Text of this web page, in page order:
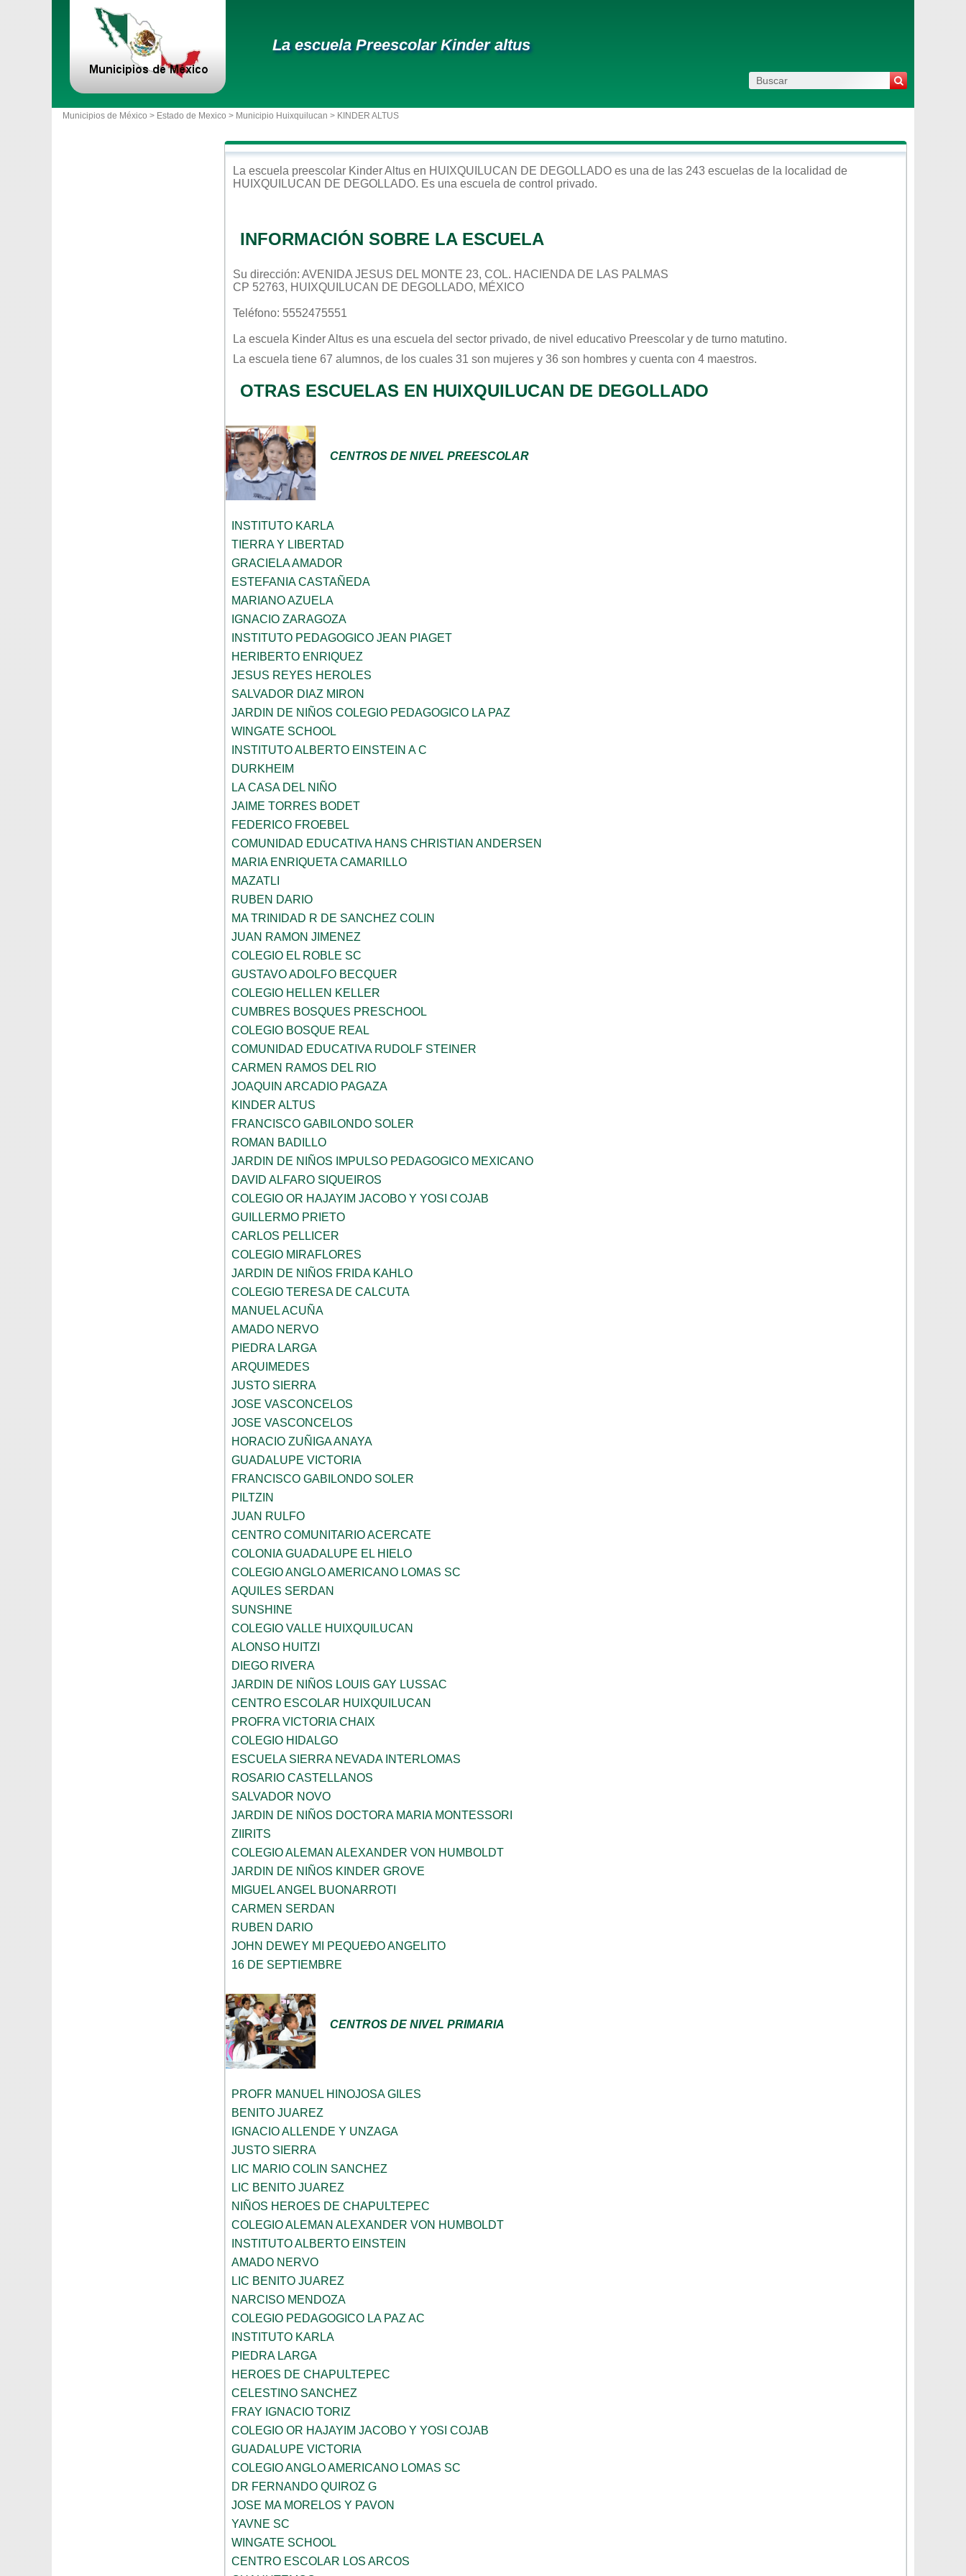
La escuela Preescolar Kinder altus
Municipios de México > Estado de Mexico > Municipio Huixquilucan > KINDER ALTUS
La escuela preescolar Kinder Altus en HUIXQUILUCAN DE DEGOLLADO es una de las 243 escuelas de la localidad de
HUIXQUILUCAN DE DEGOLLADO. Es una escuela de control privado.
INFORMACIÓN SOBRE LA ESCUELA
Su dirección: AVENIDA JESUS DEL MONTE 23, COL. HACIENDA DE LAS PALMAS
CP 52763, HUIXQUILUCAN DE DEGOLLADO, MÉXICO
Teléfono: 5552475551
La escuela Kinder Altus es una escuela del sector privado, de nivel educativo Preescolar y de turno matutino.
La escuela tiene 67 alumnos, de los cuales 31 son mujeres y 36 son hombres y cuenta con 4 maestros.
OTRAS ESCUELAS EN HUIXQUILUCAN DE DEGOLLADO
CENTROS DE NIVEL PREESCOLAR
INSTITUTO KARLA
TIERRA Y LIBERTAD
GRACIELA AMADOR
ESTEFANIA CASTAÑEDA
MARIANO AZUELA
IGNACIO ZARAGOZA
INSTITUTO PEDAGOGICO JEAN PIAGET
HERIBERTO ENRIQUEZ
JESUS REYES HEROLES
SALVADOR DIAZ MIRON
JARDIN DE NIÑOS COLEGIO PEDAGOGICO LA PAZ
WINGATE SCHOOL
INSTITUTO ALBERTO EINSTEIN A C
DURKHEIM
LA CASA DEL NIÑO
JAIME TORRES BODET
FEDERICO FROEBEL
COMUNIDAD EDUCATIVA HANS CHRISTIAN ANDERSEN
MARIA ENRIQUETA CAMARILLO
MAZATLI
RUBEN DARIO
MA TRINIDAD R DE SANCHEZ COLIN
JUAN RAMON JIMENEZ
COLEGIO EL ROBLE SC
GUSTAVO ADOLFO BECQUER
COLEGIO HELLEN KELLER
CUMBRES BOSQUES PRESCHOOL
COLEGIO BOSQUE REAL
COMUNIDAD EDUCATIVA RUDOLF STEINER
CARMEN RAMOS DEL RIO
JOAQUIN ARCADIO PAGAZA
KINDER ALTUS
FRANCISCO GABILONDO SOLER
ROMAN BADILLO
JARDIN DE NIÑOS IMPULSO PEDAGOGICO MEXICANO
DAVID ALFARO SIQUEIROS
COLEGIO OR HAJAYIM JACOBO Y YOSI COJAB
GUILLERMO PRIETO
CARLOS PELLICER
COLEGIO MIRAFLORES
JARDIN DE NIÑOS FRIDA KAHLO
COLEGIO TERESA DE CALCUTA
MANUEL ACUÑA
AMADO NERVO
PIEDRA LARGA
ARQUIMEDES
JUSTO SIERRA
JOSE VASCONCELOS
JOSE VASCONCELOS
HORACIO ZUÑIGA ANAYA
GUADALUPE VICTORIA
FRANCISCO GABILONDO SOLER
PILTZIN
JUAN RULFO
CENTRO COMUNITARIO ACERCATE
COLONIA GUADALUPE EL HIELO
COLEGIO ANGLO AMERICANO LOMAS SC
AQUILES SERDAN
SUNSHINE
COLEGIO VALLE HUIXQUILUCAN
ALONSO HUITZI
DIEGO RIVERA
JARDIN DE NIÑOS LOUIS GAY LUSSAC
CENTRO ESCOLAR HUIXQUILUCAN
PROFRA VICTORIA CHAIX
COLEGIO HIDALGO
ESCUELA SIERRA NEVADA INTERLOMAS
ROSARIO CASTELLANOS
SALVADOR NOVO
JARDIN DE NIÑOS DOCTORA MARIA MONTESSORI
ZIIRITS
COLEGIO ALEMAN ALEXANDER VON HUMBOLDT
JARDIN DE NIÑOS KINDER GROVE
MIGUEL ANGEL BUONARROTI
CARMEN SERDAN
RUBEN DARIO
JOHN DEWEY MI PEQUEÐO ANGELITO
16 DE SEPTIEMBRE
CENTROS DE NIVEL PRIMARIA
PROFR MANUEL HINOJOSA GILES
BENITO JUAREZ
IGNACIO ALLENDE Y UNZAGA
JUSTO SIERRA
LIC MARIO COLIN SANCHEZ
LIC BENITO JUAREZ
NIÑOS HEROES DE CHAPULTEPEC
COLEGIO ALEMAN ALEXANDER VON HUMBOLDT
INSTITUTO ALBERTO EINSTEIN
AMADO NERVO
LIC BENITO JUAREZ
NARCISO MENDOZA
COLEGIO PEDAGOGICO LA PAZ AC
INSTITUTO KARLA
PIEDRA LARGA
HEROES DE CHAPULTEPEC
CELESTINO SANCHEZ
FRAY IGNACIO TORIZ
COLEGIO OR HAJAYIM JACOBO Y YOSI COJAB
GUADALUPE VICTORIA
COLEGIO ANGLO AMERICANO LOMAS SC
DR FERNANDO QUIROZ G
JOSE MA MORELOS Y PAVON
YAVNE SC
WINGATE SCHOOL
CENTRO ESCOLAR LOS ARCOS